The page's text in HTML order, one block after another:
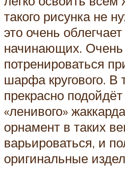
такого рисунка не
это очень
начинающих. Очень
потренироваться
шарфа кругового. В
прекрасно
«ленивого»
орнамент в таких
варьироваться, и
оригинальные